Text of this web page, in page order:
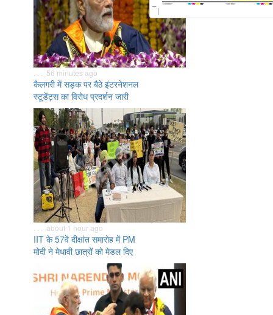
. . . 56 minutes ago
कैलगरी में सड़क पर बैठे इंटरनेशनल
स्टूडेंट्स का विरोध प्रदर्शन जारी
. . . about 1 hour ago
IIT के 57वें दीक्षांत समारोह में PM
मोदी ने मेधावी छात्रों को मेडल दिए